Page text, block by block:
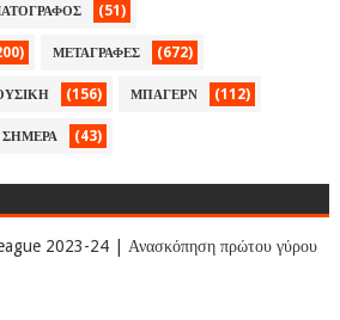
(51)
ΜΕΤΑΓΡΑΦΕΣ (672)
(156) ΜΠΑΓΕΡΝ (112)
ΣΗΜΕΡΑ (43)
2023-24 | Ανασκόπηση πρώτου γύρου